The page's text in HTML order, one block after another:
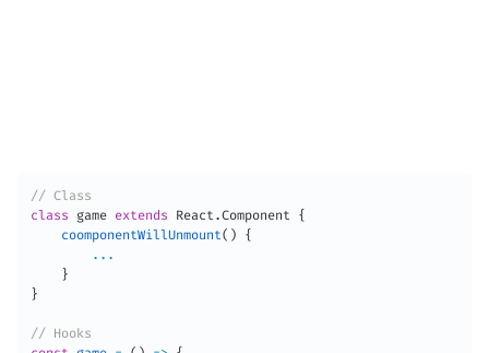
// Class
class
game extends React .Component
{
coomponentWillUnmount( )
{
...
}
}
// Hooks